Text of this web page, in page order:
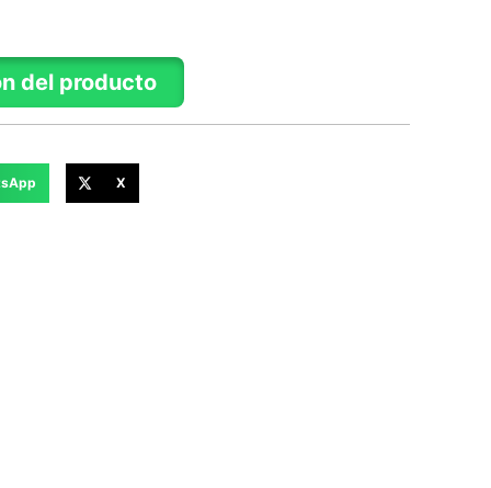
del producto
X